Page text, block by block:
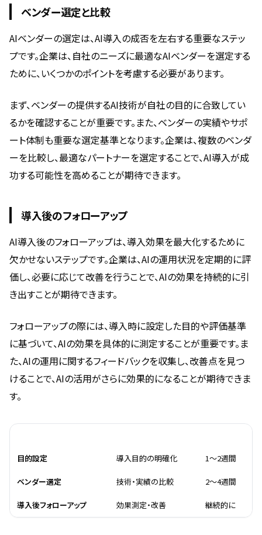
ベンダー選定と比較
AIベンダーの選定は、AI導入の成否を左右する重要なステッ
プです。企業は、自社のニーズに最適なAIベンダーを選定する
ために、いくつかのポイントを考慮する必要があります。
まず、ベンダーの提供するAI技術が自社の目的に合致してい
るかを確認することが重要です。また、ベンダーの実績やサポ
ート体制も重要な選定基準となります。企業は、複数のベンダ
ーを比較し、最適なパートナーを選定することで、AI導入が成
功する可能性を高めることが期待できます。
導入後のフォローアップ
AI導入後のフォローアップは、導入効果を最大化するために
欠かせないステップです。企業は、AIの運用状況を定期的に評
価し、必要に応じて改善を行うことで、AIの効果を持続的に引
き出すことが期待できます。
フォローアップの際には、導入時に設定した目的や評価基準
に基づいて、AIの効果を具体的に測定することが重要です。ま
た、AIの運用に関するフィードバックを収集し、改善点を見つ
けることで、AIの活用がさらに効果的になることが期待できま
す。
目的設定 導入目的の明確化 1〜2週間
ベンダー選定 技術・実績の比較 2〜4週間
導入後フォローアップ 効果測定・改善 継続的に